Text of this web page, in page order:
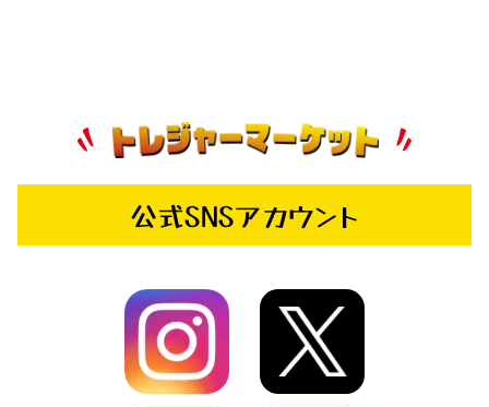
公式SNSアカウント